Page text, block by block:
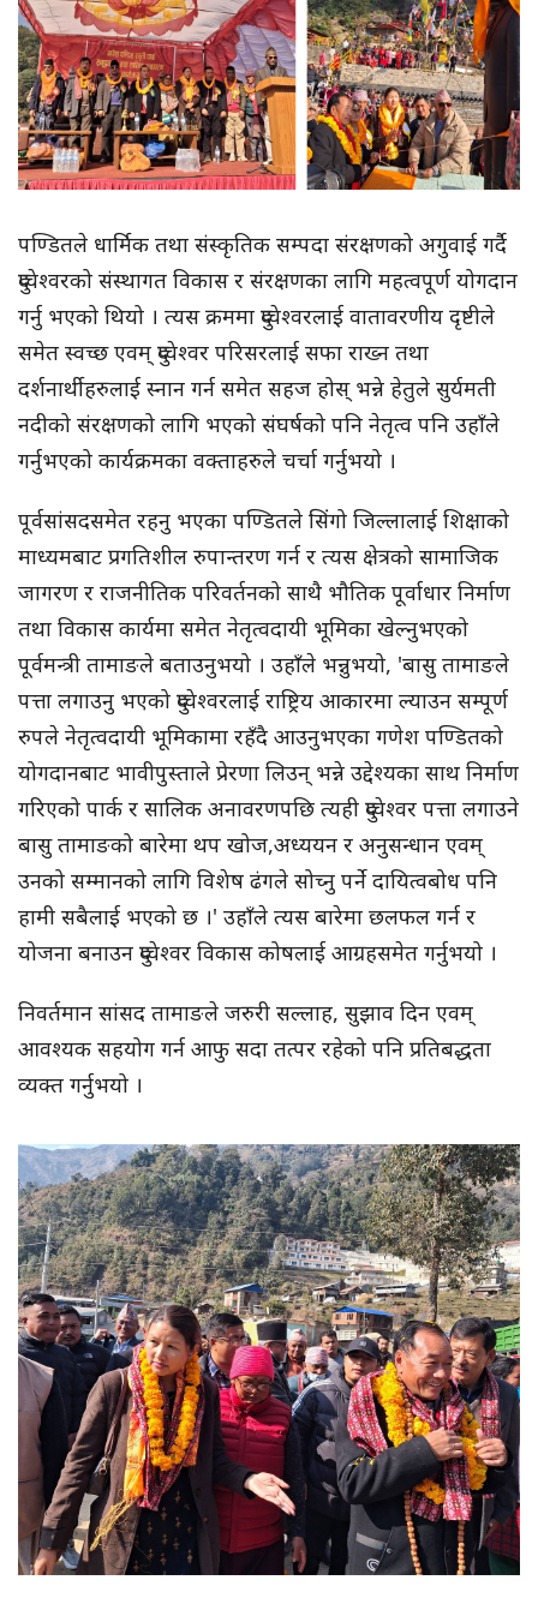
पण्डितले धार्मिक तथा संस्कृतिक सम्पदा संरक्षणको अगुवाई गर्दै
दुप्चेश्वरको संस्थागत विकास र संरक्षणका लागि महत्वपूर्ण योगदान
गर्नु भएको थियो । त्यस क्रममा दुप्चेश्वरलाई वातावरणीय दृष्टीले
समेत स्वच्छ एवम् दुप्चेश्वर परिसरलाई सफा राख्न तथा
दर्शनार्थीहरुलाई स्नान गर्न समेत सहज होस् भन्ने हेतुले सुर्यमती
नदीको संरक्षणको लागि भएको संघर्षको पनि नेतृत्व पनि उहाँले
गर्नुभएको कार्यक्रमका वक्ताहरुले चर्चा गर्नुभयो ।
पूर्वसांसदसमेत रहनु भएका पण्डितले सिंगो जिल्लालाई शिक्षाको
माध्यमबाट प्रगतिशील रुपान्तरण गर्न र त्यस क्षेत्रको सामाजिक
जागरण र राजनीतिक परिवर्तनको साथै भौतिक पूर्वाधार निर्माण
तथा विकास कार्यमा समेत नेतृत्वदायी भूमिका खेल्नुभएको
पूर्वमन्त्री तामाङले बताउनुभयो । उहाँले भन्नुभयो, 'बासु तामाङले
पत्ता लगाउनु भएको दुप्चेश्वरलाई राष्ट्रिय आकारमा ल्याउन सम्पूर्ण
रुपले नेतृत्वदायी भूमिकामा रहँदै आउनुभएका गणेश पण्डितको
योगदानबाट भावीपुस्ताले प्रेरणा लिउन् भन्ने उद्देश्यका साथ निर्माण
गरिएको पार्क र सालिक अनावरणपछि त्यही दुप्चेश्वर पत्ता लगाउने
बासु तामाङको बारेमा थप खोज,अध्ययन र अनुसन्धान एवम्
उनको सम्मानको लागि विशेष ढंगले सोच्नु पर्ने दायित्वबोध पनि
हामी सबैलाई भएको छ ।' उहाँले त्यस बारेमा छलफल गर्न र
योजना बनाउन दुप्चेश्वर विकास कोषलाई आग्रहसमेत गर्नुभयो ।
निवर्तमान सांसद तामाङले जरुरी सल्लाह, सुझाव दिन एवम्
आवश्यक सहयोग गर्न आफु सदा तत्पर रहेको पनि प्रतिबद्धता
व्यक्त गर्नुभयो ।